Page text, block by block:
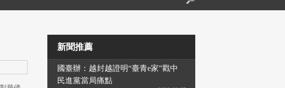
新聞推薦
國臺辦：越封越證明“臺青e家”戳中
民進黨當局痛點